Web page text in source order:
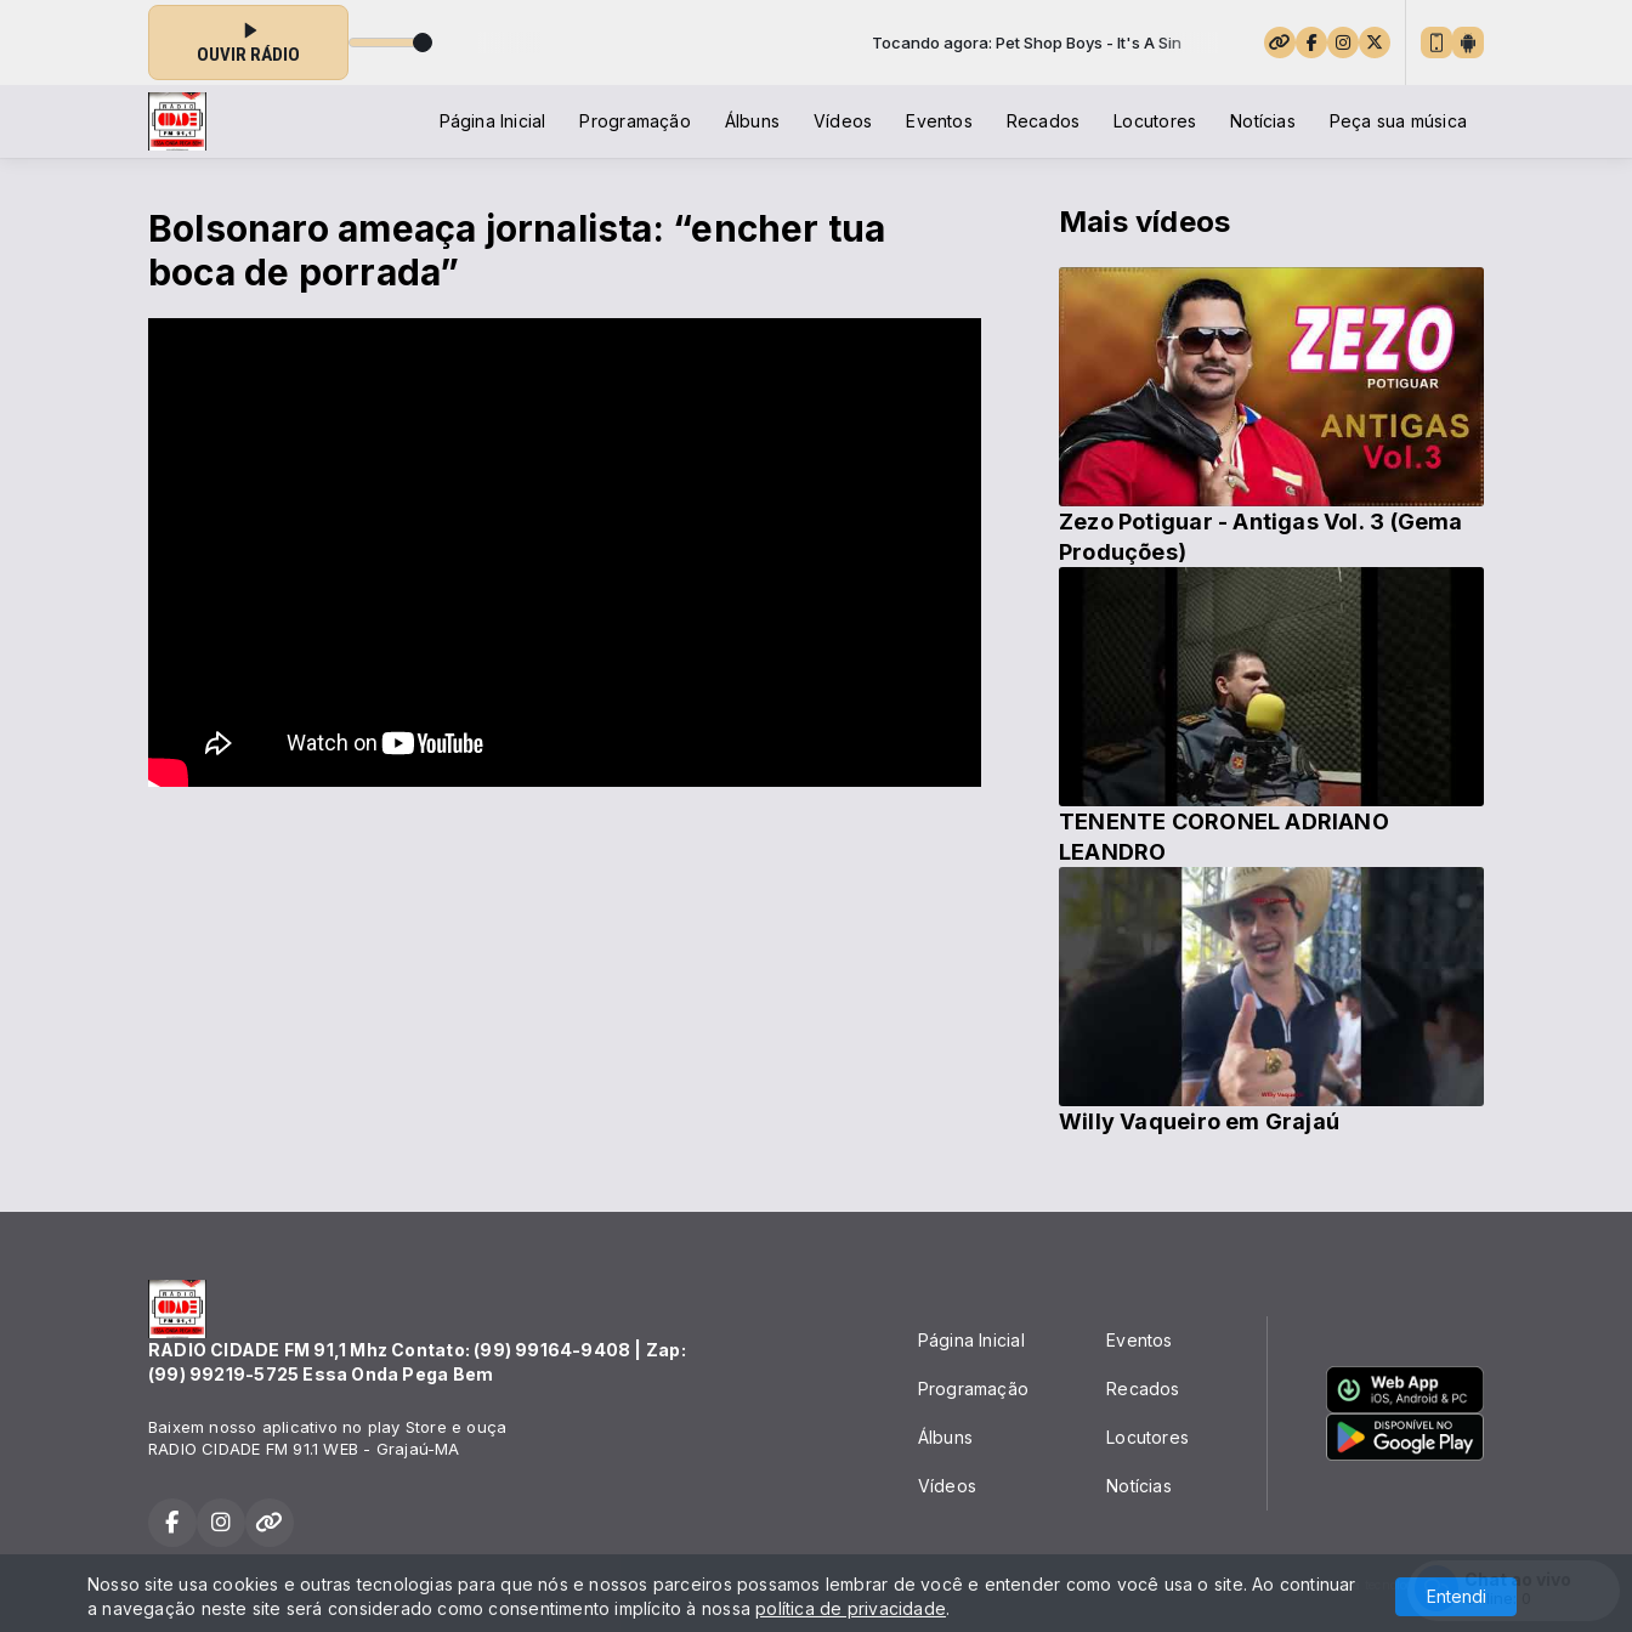
OUVIR RÁDIO
Tocando agora: Pet Shop Boys - It's A Sin Tocando agora: Pet Shop Boys - It's A Sin
Página Inicial Programação Álbuns Vídeos Eventos Recados Locutores Notícias Peça sua música
Bolsonaro ameaça jornalista: “encher tua
boca de porrada”
Mais vídeos
Zezo Potiguar - Antigas Vol. 3 (Gema
Produções)
TENENTE CORONEL ADRIANO
LEANDRO
Willy Vaqueiro em Grajaú
RADIO CIDADE FM 91,1 Mhz Contato: (99) 99164-9408 | Zap:
(99) 99219-5725 Essa Onda Pega Bem
Baixem nosso aplicativo no play Store e ouça
RADIO CIDADE FM 91.1 WEB - Grajaú-MA
Página Inicial
Programação
Álbuns
Vídeos
Eventos
Recados
Locutores
Notícias
Todos os direitos reservados. Com a tecnologia
Nosso site usa cookies e outras tecnologias para que nós e nossos parceiros possamos lembrar de você e entender como você usa o site. Ao continuar
a navegação neste site será considerado como consentimento implícito à nossapolítica de privacidade.
Entendi
Chat ao vivo
Online: